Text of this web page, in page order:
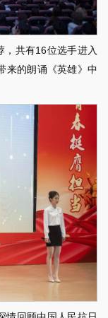
，共有16位选手进入
来的朗诵《英雄》中